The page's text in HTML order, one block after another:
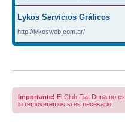
Lykos Servicios Gráficos
http://lykosweb.com.ar/
Importante! El Club Fiat Duna no
lo removeremos si es necesario!